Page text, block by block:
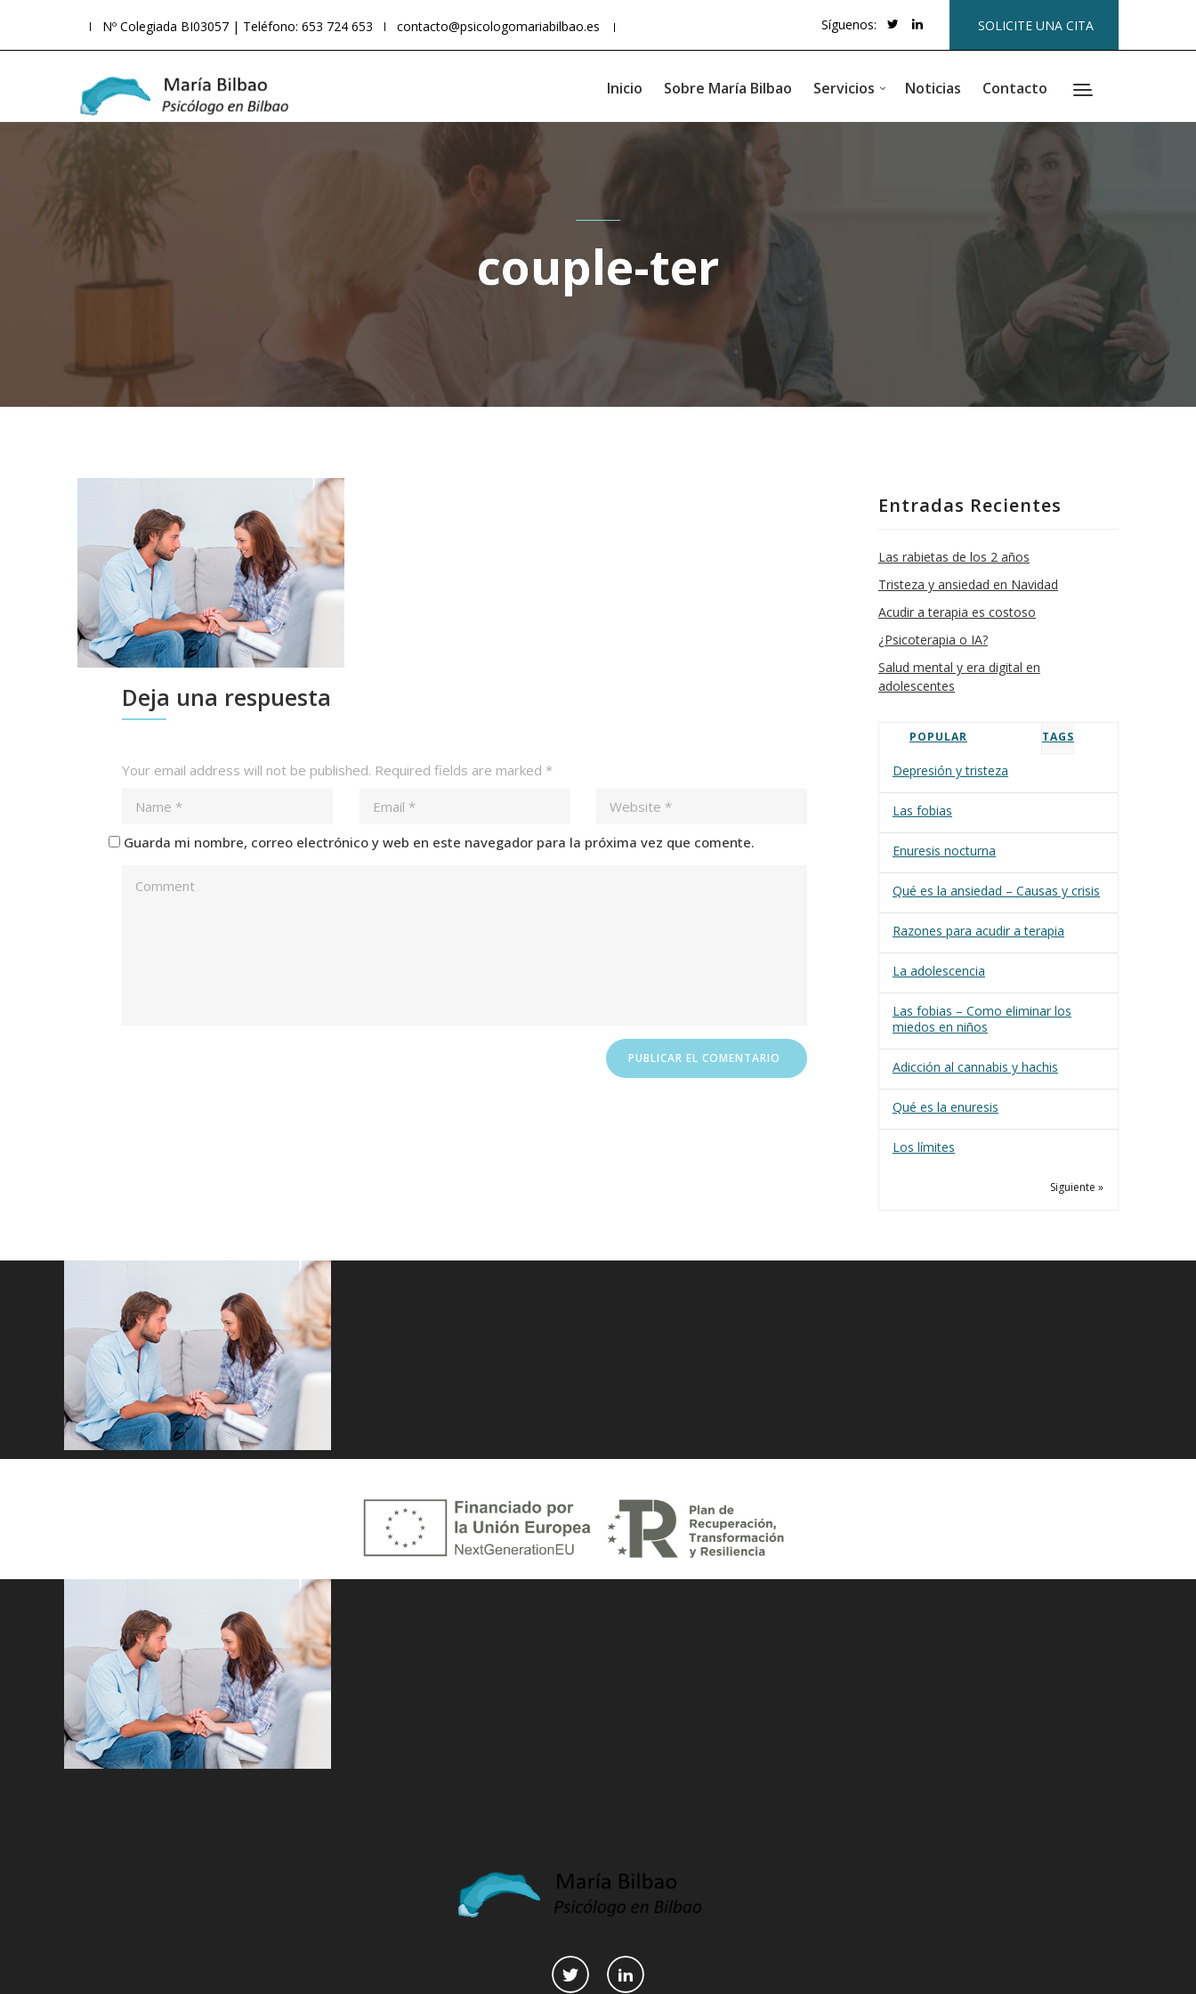
Nº Colegiada BI03057 | Teléfono: 653 724 653 contacto@psicologomariabilbao.es SOLICITE UNA CITA
Síguenos:
Inicio Sobre María Bilbao Servicios Noticias Contacto
couple-ter
Deja una respuesta
Your email address will not be published. Required fields are marked *
Guarda mi nombre, correo electrónico y web en este navegador para la próxima vez que comente.
Entradas Recientes
Las rabietas de los 2 años
Tristeza y ansiedad en Navidad
Acudir a terapia es costoso
¿Psicoterapia o IA?
Salud mental y era digital en
adolescentes
POPULAR TAGS
Depresión y tristeza
Las fobias
Enuresis nocturna
Qué es la ansiedad – Causas y crisis
Razones para acudir a terapia
La adolescencia
Las fobias – Como eliminar los
miedos en niños
Adicción al cannabis y hachis
Qué es la enuresis
Los límites
Siguiente »